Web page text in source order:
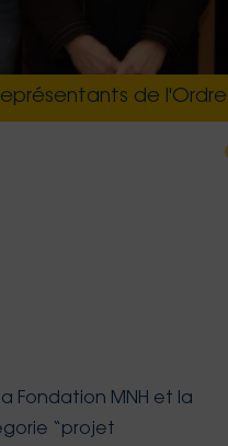
de
Fondation MNH et la
“projet